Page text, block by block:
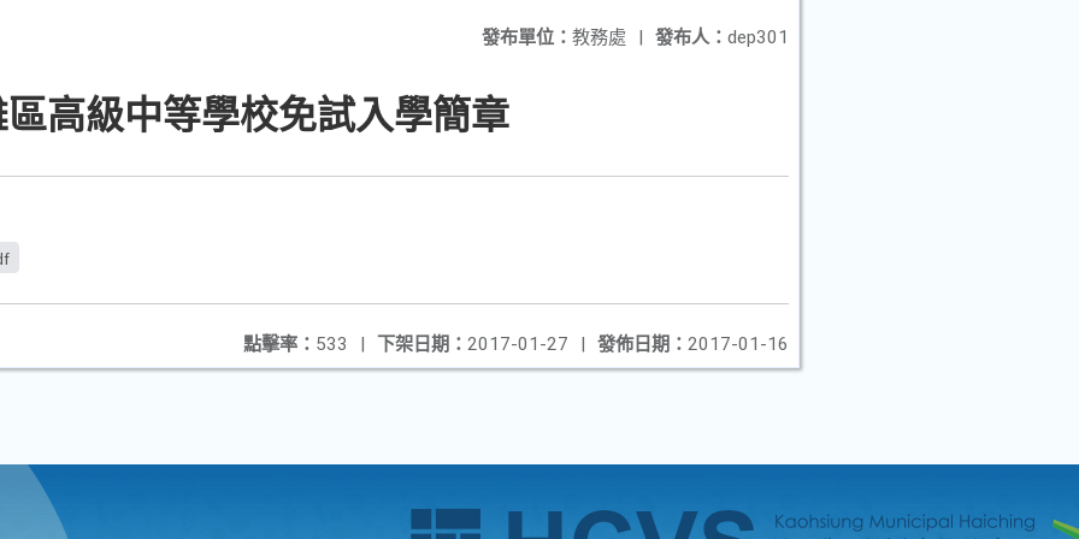
發布人： dep301
發布單位： 教務處 |
高級中等學校免試入學簡章
發佈日期： 2017-01-16
下架日期： 2017-01-27 |
點擊率： 533 |